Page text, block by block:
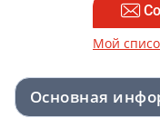
Мой
Основная